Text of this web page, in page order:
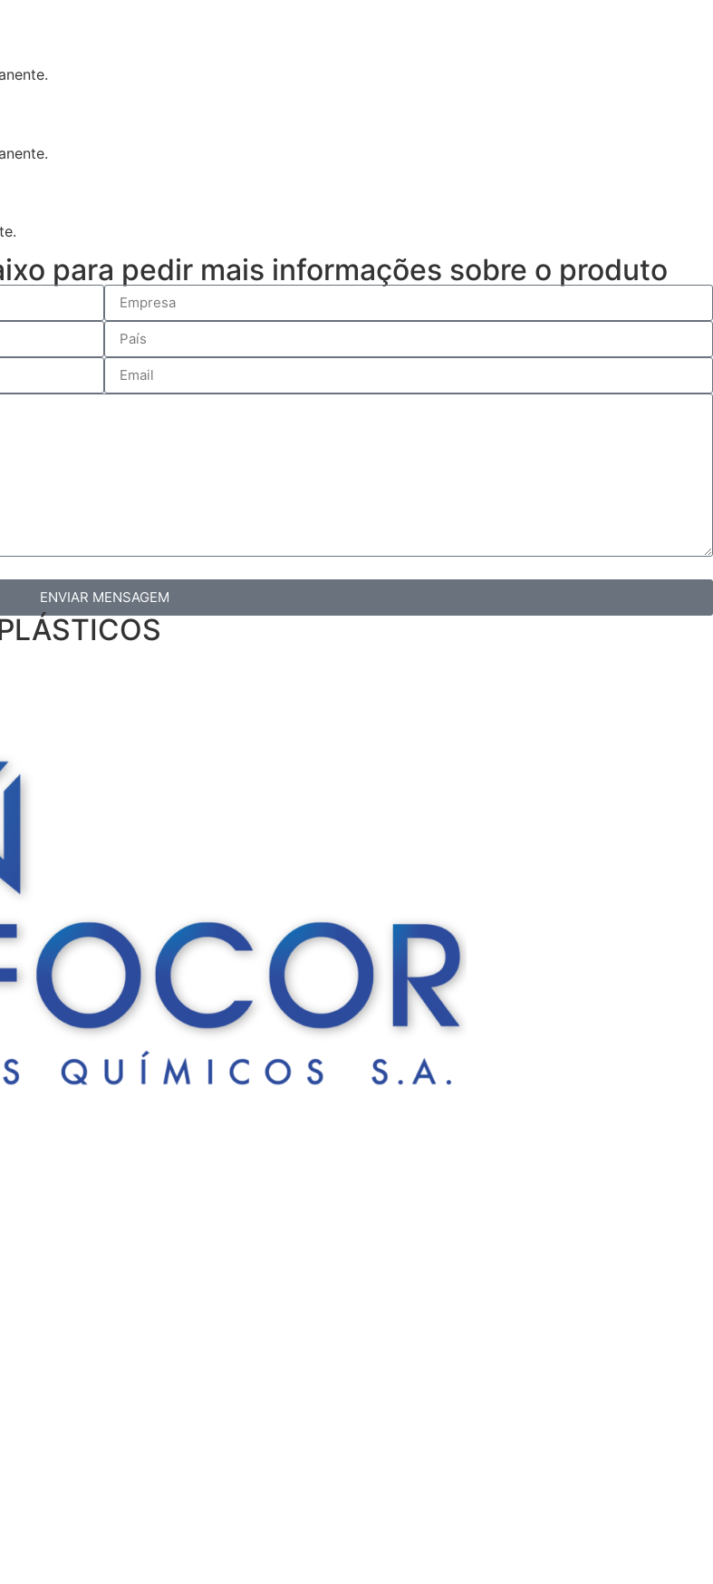
para pedir mais informações sobre o produto
ENVIAR MENSAGEM